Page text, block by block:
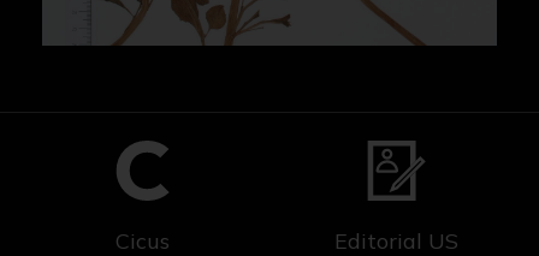
Cicus Editorial US